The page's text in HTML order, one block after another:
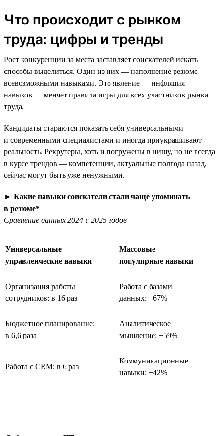
Что происходит с рынком
труда: цифры и тренды
Рост конкуренции за места заставляет соискателей искать
способы выделиться. Один из них — наполнение резюме
всевозможными навыками. Это явление — инфляция
навыков — меняет правила игры для всех участников рынка
труда.
Кандидаты стараются показать себя универсальными
и современными специалистами и иногда приукрашивают
реальность. Рекрутеры, хоть и погружены в нишу, но не всегда
в курсе трендов — компетенции, актуальные полгода назад,
сейчас могут быть уже ненужными.
► Какие навыки соискатели стали чаще упоминать
в резюме*
Сравнение данных 2024 и 2025 годов
Универсальные
управленческие навыки
Массовые
популярные навыки
Организация работы
сотрудников: в 16 раз
Работа с базами
данных: +67%
Бюджетное планирование:
в 6,6 раза
Аналитическое
мышление: +59%
Работа с CRM: в 6 раз
Коммуникационные
навыки: +42%